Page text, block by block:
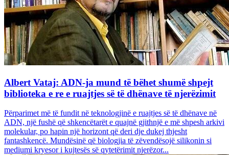
Albert Vataj: ADN-ja mund të bëhet shumë shpejt
biblioteka e re e ruajtjes së të dhënave të njerëzimit
Përparimet më të fundit në teknologjinë e ruajtjes së të dhënave në
ADN, një fushë që shkencëtarët e quajnë gjithnjë e më shpesh arkivi
molekular, po hapin një horizont që deri dje dukej thjesht
fantashkencë. Mundësinë që biologjia të zëvendësojë silikonin si
mediumi kryesor i kujtesës së qytetërimit njerëzor...